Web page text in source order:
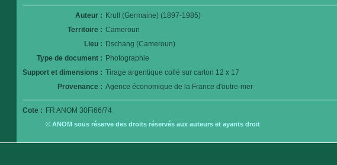
Auteur : Krull (Germaine) (1897-1985)
Territoire : Cameroun
Lieu : Dschang (Cameroun)
Type de document : Photographie
Support et dimensions : Tirage argentique collé sur carton 12 x 17
Provenance : Agence économique de la France d'outre-mer
Cote : FR ANOM 30Fi66/74
© ANOM sous réserve des droits réservés aux auteurs et ayants droit